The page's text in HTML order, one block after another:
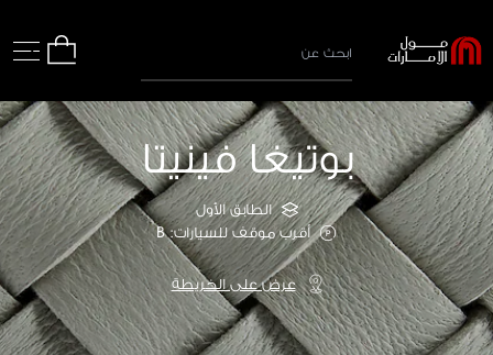
بوتيغا فينيتا
الطابق الأول
أقرب موقف للسيارات: B
عرض على الخريطة